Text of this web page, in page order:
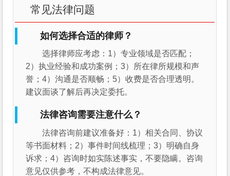
常见法律问题
如何选择合适的律师？
选择律师应考虑：1）专业领域是否匹配；
2）执业经验和成功案例；3）所在律所规模和声
誉；4）沟通是否顺畅；5）收费是否合理透明。
建议面谈了解后再决定委托。
法律咨询需要注意什么？
法律咨询前建议准备好：1）相关合同、协议
等书面材料；2）事件时间线梳理；3）明确自身
诉求；4）咨询时如实陈述事实，不要隐瞒。咨询
意见仅供参考，不构成法律意见。